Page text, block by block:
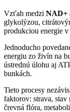
Vzťah medzi NAD+
glykolýzou,
produkciou energie
Jednoducho
energiu zo živín na
ústrednú úlohu aj
bunkách.
Tieto procesy
faktorov: strava,
črevná flóra,